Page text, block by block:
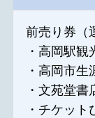
前売り券（
・高岡駅観
・高岡市生
・文苑堂書
・チケッ